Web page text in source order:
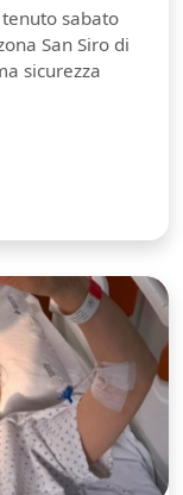
sabato
San Siro di
sicurezza